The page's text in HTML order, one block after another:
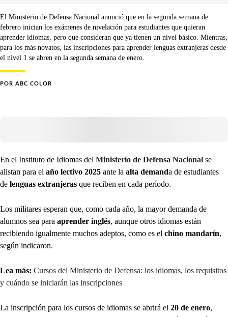
El Ministerio de Defensa Nacional anunció que en la segunda semana de
febrero inician los exámenes de nivelación para estudiantes que quieran
aprender idiomas, pero que consideran que ya tienen un nivel básico. Mientras,
para los más novatos, las inscripciones para aprender lenguas extranjeras desde
el nivel 1 se abren en la segunda semana de enero.
POR ABC COLOR
En el Instituto de Idiomas del Ministerio de Defensa Nacional se
alistan para el año lectivo 2025 ante la alta demanda de estudiantes
de lenguas extranjeras que reciben en cada período.
Los militares esperan que, como cada año, la mayor demanda de
alumnos sea para aprender inglés, aunque otros idiomas están
recibiendo igualmente muchos adeptos, como es el chino mandarín,
según indicaron.
Lea más: Cursos del Ministerio de Defensa: los idiomas, los requisitos
y cuándo se iniciarán las inscripciones
La inscripción para los cursos de idiomas se abrirá el 20 de enero,